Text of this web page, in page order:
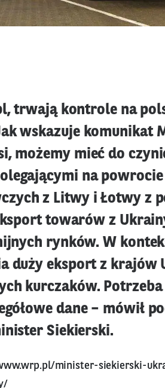
trwają kontrole na
wskazuje komunikat
możemy mieć do
na
z Litwy i Łotwy z
towarów z
rynków. W
duży eksport z krajów
kurczaków. Potrzeba
dane – mówił
Siekierski.
minister-siekierski-